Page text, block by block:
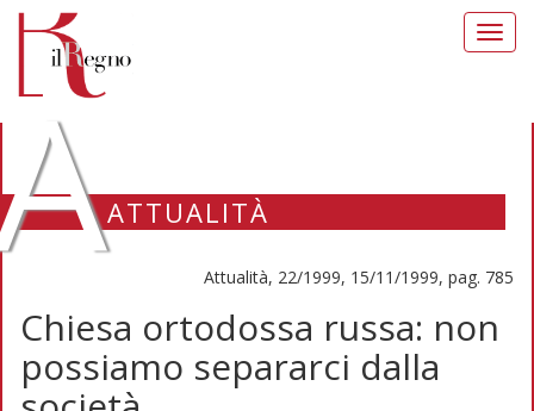
ATTUALITÀ
Attualità, 22/1999, 15/11/1999, pag. 785
Chiesa ortodossa russa: non
possiamo separarci dalla